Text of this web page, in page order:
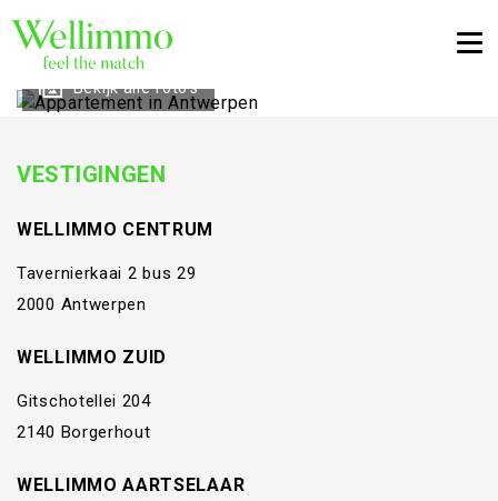
Bekijk alle foto's
VESTIGINGEN
WELLIMMO CENTRUM
Tavernierkaai 2 bus 29
2000 Antwerpen
WELLIMMO ZUID
Gitschotellei 204
2140 Borgerhout
WELLIMMO AARTSELAAR